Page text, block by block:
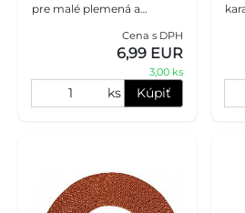
pre malé plemená a
Cena s DPH
6,99 EUR
3,00 ks
ks Kúpiť